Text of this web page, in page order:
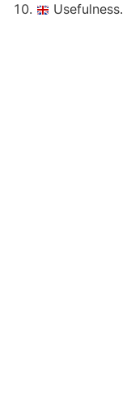
Usefulness.